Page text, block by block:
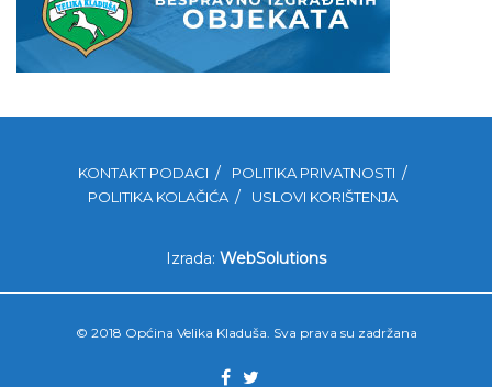
KONTAKT PODACI
POLITIKA PRIVATNOSTI
POLITIKA KOLAČIĆA
USLOVI KORIŠTENJA
Izrada: WebSolutions
© 2018 Općina Velika Kladuša. Sva prava su zadržana